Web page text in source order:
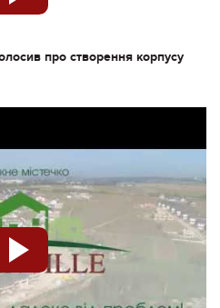
про створення корпусу